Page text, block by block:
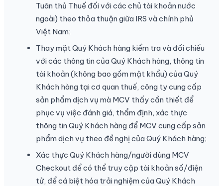
Tuân thủ Thuế đối với các chủ tài khoản nước
ngoài) theo thỏa thuận giữa IRS và chính phủ
Việt Nam;
Thay mặt Quý Khách hàng kiểm tra và đối chiếu
với các thông tin của Quý Khách hàng, thông tin
tài khoản (không bao gồm mật khẩu) của Quý
Khách hàng tại cơ quan thuế, công ty cung cấp
sản phẩm dịch vụ mà MCV thấy cần thiết để
phục vụ việc đánh giá, thẩm định, xác thực
thông tin Quý Khách hàng để MCV cung cấp sản
phẩm dịch vụ theo đề nghị của Quý Khách hàng;
Xác thực Quý Khách hàng/người dùng MCV
Checkout để có thể truy cập tài khoản số/điện
tử, để cá biệt hóa trải nghiệm của Quý Khách